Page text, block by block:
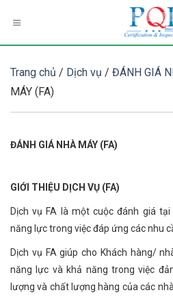
content
Trang chủ / Dịch vụ / ĐÁNH GIÁ
MÁY (FA)
ĐÁNH GIÁ NHÀ MÁY (FA)
GIỚI THIỆU DỊCH VỤ (FA)
Dịch vụ FA là một cuộc đánh giá
năng lực trong việc đáp ứng các nhu
Dịch vụ FA giúp cho Khách hàng/
năng lực và khả năng trong việc
lượng và chất lượng hàng của các